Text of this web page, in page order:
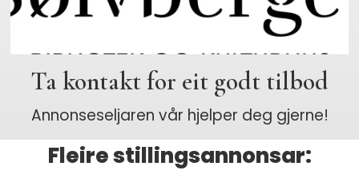
Ta kontakt for eit godt tilbod
Annonseseljaren vår hjelper deg gjerne!
Fleire stillingsannonsar: